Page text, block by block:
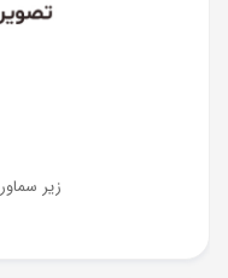
زیر سماور 6 لیتری برنجی کوچک